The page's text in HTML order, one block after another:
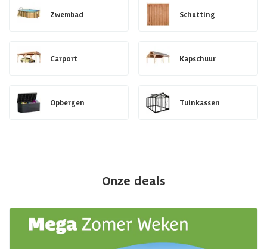
Zwembad Schutting
Carport Kapschuur
Opbergen Tuinkassen
Onze deals